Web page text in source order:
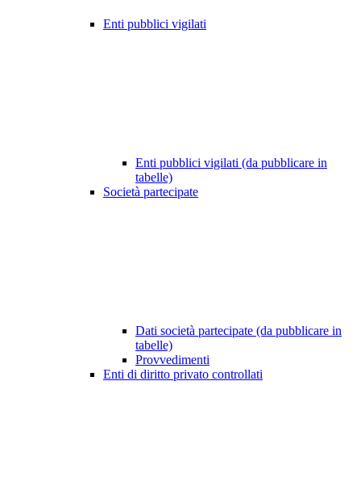
Enti pubblici vigilati
Enti pubblici vigilati (da pubblicare in
tabelle)
Società partecipate
Dati società partecipate (da pubblicare in
tabelle)
Provvedimenti
Enti di diritto privato controllati